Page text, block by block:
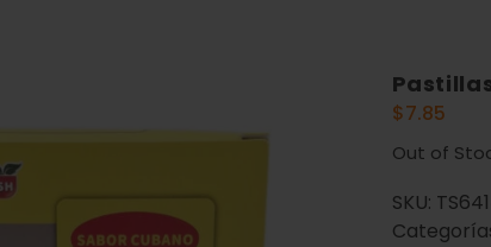
$7.85
Out of
SKU: